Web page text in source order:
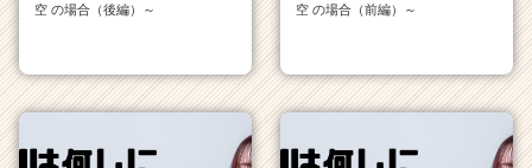
ら
ス
空 の場合（後編）～
空 の場合（前編）～